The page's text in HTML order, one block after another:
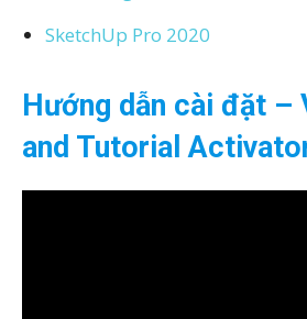
SketchUp Pro 2020
Hướng dẫn cài đặt –
and Tutorial